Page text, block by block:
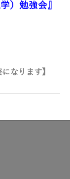
）勉強会』
なります】